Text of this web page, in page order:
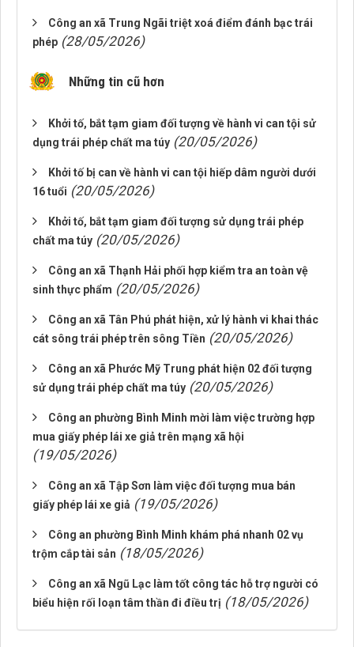
Công an xã Trung Ngãi triệt xoá điểm đánh bạc trái
phép (28/05/2026)
Những tin cũ hơn
Khởi tố, bắt tạm giam đối tượng về hành vi can tội sử
dụng trái phép chất ma túy (20/05/2026)
Khởi tố bị can về hành vi can tội hiếp dâm người dưới
16 tuổi (20/05/2026)
Khởi tố, bắt tạm giam đối tượng sử dụng trái phép
chất ma túy (20/05/2026)
Công an xã Thạnh Hải phối hợp kiểm tra an toàn vệ
sinh thực phẩm (20/05/2026)
Công an xã Tân Phú phát hiện, xử lý hành vi khai thác
cát sông trái phép trên sông Tiền (20/05/2026)
Công an xã Phước Mỹ Trung phát hiện 02 đối tượng
sử dụng trái phép chất ma túy (20/05/2026)
Công an phường Bình Minh mời làm việc trường hợp
mua giấy phép lái xe giả trên mạng xã hội
(19/05/2026)
Công an xã Tập Sơn làm việc đối tượng mua bán
giấy phép lái xe giả (19/05/2026)
Công an phường Bình Minh khám phá nhanh 02 vụ
trộm cắp tài sản (18/05/2026)
Công an xã Ngũ Lạc làm tốt công tác hỗ trợ người có
biểu hiện rối loạn tâm thần đi điều trị (18/05/2026)